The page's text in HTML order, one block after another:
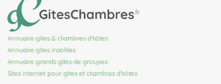
Annuaire gîtes & chambres d'hôtes
Annuaire gîtes insolites
Annuaire grands gîtes de groupes
Sites internet pour gîtes et chambres d'hôtes